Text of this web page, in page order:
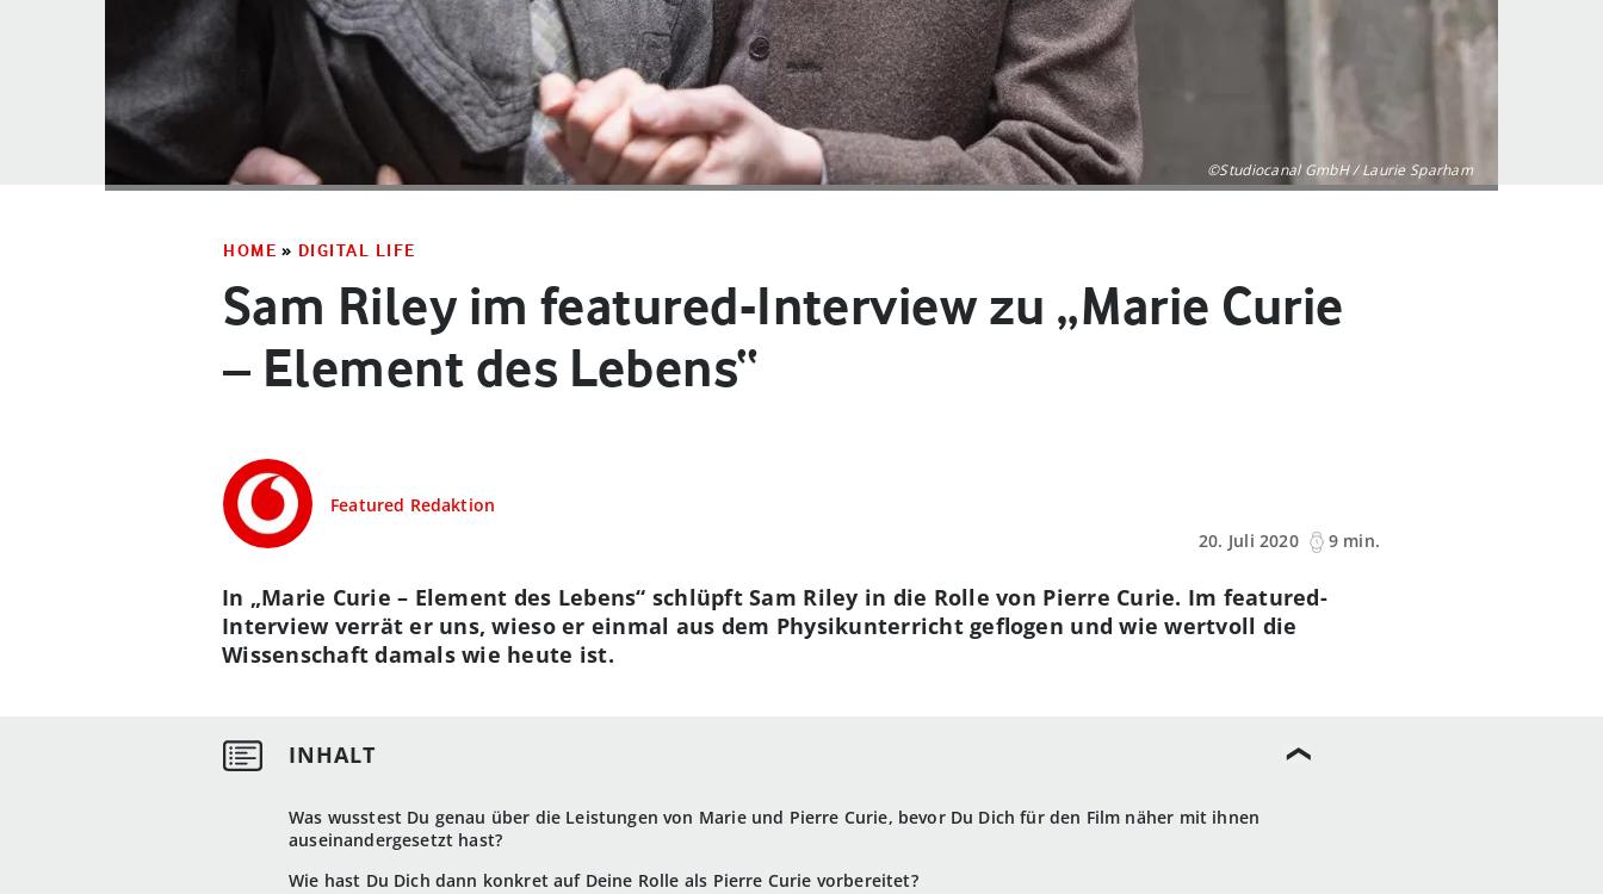
©Studiocanal GmbH / Laurie Sparham
HOME » DIGITAL LIFE
Sam Riley im featured-Interview zu „Marie Curie
– Element des Lebens“
Featured Redaktion
20. Juli 2020
9 min.
Was wusstest Du genau über die Leistungen von Marie und Pierre Curie, bevor Du Dich für den Film näher mit ihnen
auseinandergesetzt hast?
Wie hast Du Dich dann konkret auf Deine Rolle als Pierre Curie vorbereitet?
In „Marie Curie – Element des Lebens“ schlüpft Sam Riley in die Rolle von Pierre Curie. Im featured-
Interview verrät er uns, wieso er einmal aus dem Physikunterricht geflogen und wie wertvoll die
Wissenschaft damals wie heute ist.